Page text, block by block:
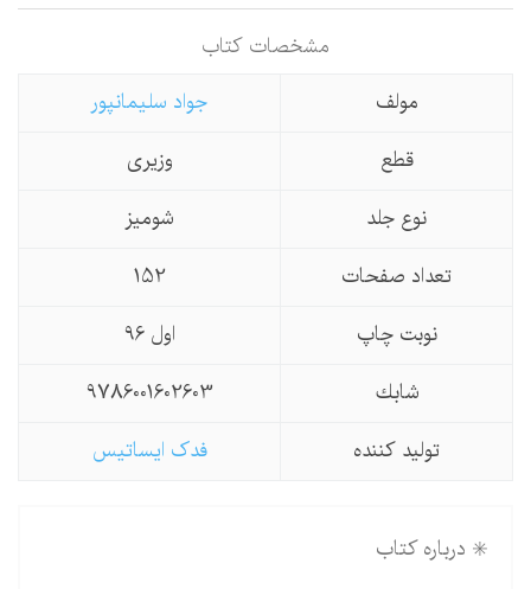
مشخصات كتاب
مولف
جواد سلیمانپور
قطع
وزیری
نوع جلد
شومیز
تعداد صفحات
152
نوبت چاپ
اول 96
شابك
9786001602603
تولید كننده
فدک ایساتیس
✳️ درباره کتاب